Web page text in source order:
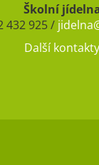
Školní
432 925 /
Další kontakty